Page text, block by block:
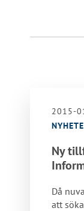
2015-
Ny
Då
att